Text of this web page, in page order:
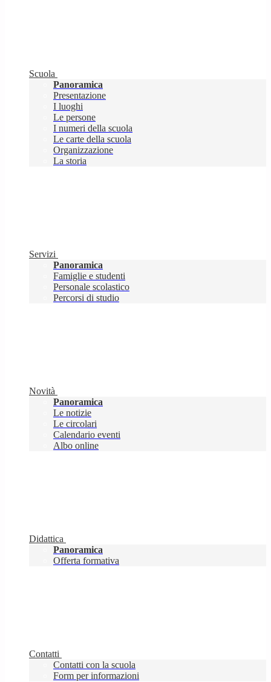
Scuola
Panoramica
Presentazione
I luoghi
Le persone
I numeri della scuola
Le carte della scuola
Organizzazione
La storia
Servizi
Panoramica
Famiglie e studenti
Personale scolastico
Percorsi di studio
Novità
Panoramica
Le notizie
Le circolari
Calendario eventi
Albo online
Didattica
Panoramica
Offerta formativa
Contatti
Contatti con la scuola
Form per informazioni